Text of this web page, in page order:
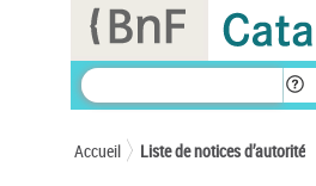
Accueil Liste de notices d’autorité
Panneau de gestion des cookies